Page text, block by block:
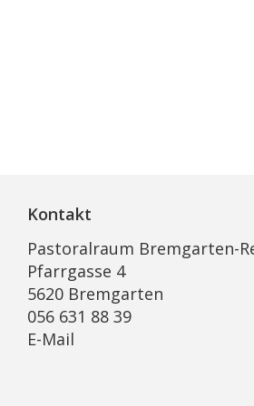
Kontakt
Pastoralraum Bremgarten-
Pfarrgasse 4
5620 Bremgarten
056 631 88 39
E-Mail